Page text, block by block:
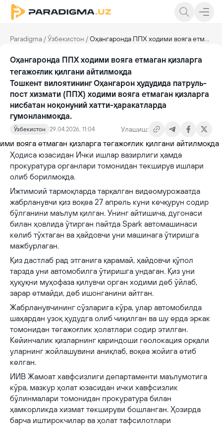
Paradigma /Ўзбекистон /Оҳангаронда ППХ ходими вояга етмаган қизларга тегажоғлик қилгани айтилмоқда
Оҳангаронда ППХ ходими вояга етмаган қизларга
тегажоғлик қилгани айтилмоқда
Тошкент вилоятининг Оҳангарон ҳудудида патруль-
пост хизмати (ППХ) ходими вояга етмаган қизларга
нисбатан ноқонуний хатти-ҳаракатларда
гумонланмоқда.
Ўзбекистон 29.04.2026, 11:04 Улашиш:
Ҳодиса юзасидан Ички ишлар вазирлиги ҳамда
прокуратура органлари томонидан текширув ишлари
олиб борилмоқда.
Ижтимоий тармоқларда тарқалган видеомурожаатда
жабрланувчи қиз воқеа 27 апрель куни кечқурун содир
бўлганини маълум қилган. Унинг айтишича, дугонаси
билан ҳовлида ўтирган пайтда Spark автомашинаси
келиб тўхтаган ва ҳайдовчи уни машинага ўтиришга
мажбурлаган.
Қиз дастлаб рад этганига қарамай, ҳайдовчи қўпол
тарзда уни автомобилга ўтиришга ундаган. Қиз уни
ҳуқуқни муҳофаза қилувчи орган ходими деб ўйлаб,
зарар етмайди, деб ишонганини айтган.
Жабрланувчининг сўзларига кўра, улар автомобилда
шаҳардан узоқ ҳудудга олиб чиқилган ва шу ерда эркак
томонидан тегажоғлик ҳолатлари содир этилган.
Кейинчалик қизларнинг қариндоши геолокация орқали
уларнинг жойлашувини аниқлаб, воқеа жойига етиб
келган.
ИИВ Жамоат хавфсизлиги департаменти маълумотига
кўра, мазкур ҳолат юзасидан ички хавфсизлик
бўлинмалари томонидан прокуратура билан
ҳамкорликда хизмат текшируви бошланган. Ҳозирда
барча иштирокчилар ва ҳолат тафсилотлари